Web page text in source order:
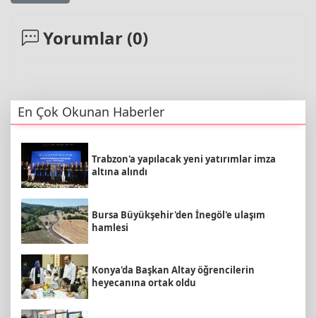
Yorumlar (0)
En Çok Okunan Haberler
Trabzon'a yapılacak yeni yatırımlar imza
altına alındı
Bursa Büyükşehir'den İnegöl'e ulaşım
hamlesi
Konya'da Başkan Altay öğrencilerin
heyecanına ortak oldu